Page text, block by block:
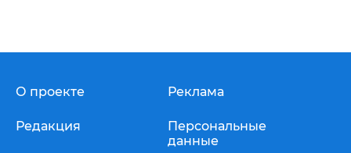
О проекте
Редакция
Реклама
Персональные
данные